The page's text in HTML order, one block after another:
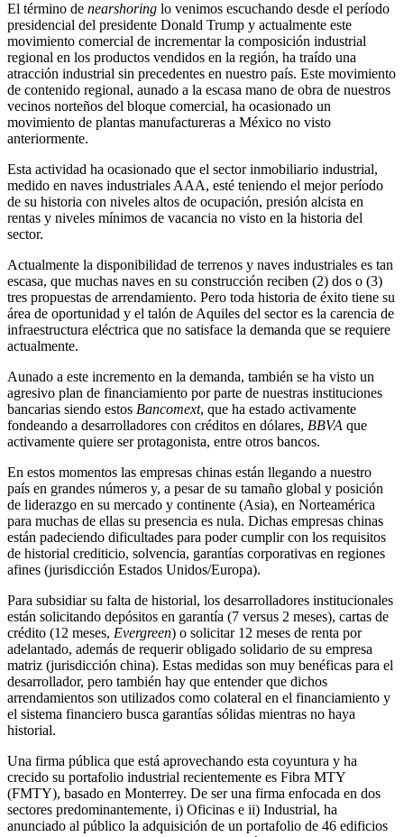
El término de nearshoring lo venimos escuchando desde el período
presidencial del presidente Donald Trump y actualmente este
movimiento comercial de incrementar la composición industrial
regional en los productos vendidos en la región, ha traído una
atracción industrial sin precedentes en nuestro país. Este movimiento
de contenido regional, aunado a la escasa mano de obra de nuestros
vecinos norteños del bloque comercial, ha ocasionado un
movimiento de plantas manufactureras a México no visto
anteriormente.
Esta actividad ha ocasionado que el sector inmobiliario industrial,
medido en naves industriales AAA, esté teniendo el mejor período
de su historia con niveles altos de ocupación, presión alcista en
rentas y niveles mínimos de vacancia no visto en la historia del
sector.
Actualmente la disponibilidad de terrenos y naves industriales es tan
escasa, que muchas naves en su construcción reciben (2) dos o (3)
tres propuestas de arrendamiento. Pero toda historia de éxito tiene su
área de oportunidad y el talón de Aquiles del sector es la carencia de
infraestructura eléctrica que no satisface la demanda que se requiere
actualmente.
Aunado a este incremento en la demanda, también se ha visto un
agresivo plan de financiamiento por parte de nuestras instituciones
bancarias siendo estos Bancomext, que ha estado activamente
fondeando a desarrolladores con créditos en dólares, BBVA que
activamente quiere ser protagonista, entre otros bancos.
En estos momentos las empresas chinas están llegando a nuestro
país en grandes números y, a pesar de su tamaño global y posición
de liderazgo en su mercado y continente (Asia), en Norteamérica
para muchas de ellas su presencia es nula. Dichas empresas chinas
están padeciendo dificultades para poder cumplir con los requisitos
de historial crediticio, solvencia, garantías corporativas en regiones
afines (jurisdicción Estados Unidos/Europa).
Para subsidiar su falta de historial, los desarrolladores institucionales
están solicitando depósitos en garantía (7 versus 2 meses), cartas de
crédito (12 meses, Evergreen) o solicitar 12 meses de renta por
adelantado, además de requerir obligado solidario de su empresa
matriz (jurisdicción china). Estas medidas son muy benéficas para el
desarrollador, pero también hay que entender que dichos
arrendamientos son utilizados como colateral en el financiamiento y
el sistema financiero busca garantías sólidas mientras no haya
historial.
Una firma pública que está aprovechando esta coyuntura y ha
crecido su portafolio industrial recientemente es Fibra MTY
(FMTY), basado en Monterrey. De ser una firma enfocada en dos
sectores predominantemente, i) Oficinas e ii) Industrial, ha
anunciado al público la adquisición de un portafolio de 46 edificios